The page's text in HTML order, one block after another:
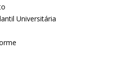
Universitária